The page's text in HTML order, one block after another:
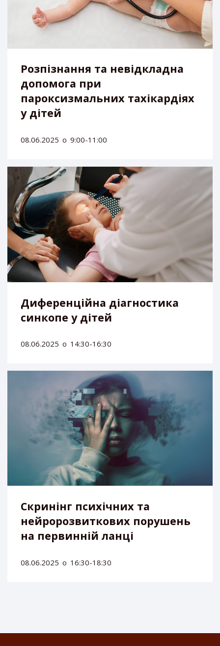
Розпізнання та невідкладна
допомога при
пароксизмальних тахікардіях
у дітей
08.06.2025 о 9:00-11:00
Диференційна діагностика
синкопе у дітей
08.06.2025 о 14:30-16:30
Скринінг психічних та
нейророзвиткових порушень
на первинній ланці
08.06.2025 о 16:30-18:30